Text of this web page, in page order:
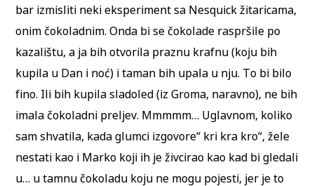
bar izmisliti neki eksperiment sa Nesquick žitaricama,
onim čokoladnim. Onda bi se čokolade raspršile po
kazalištu, a ja bih otvorila praznu krafnu (koju bih
kupila u Dan i noć) i taman bih upala u nju. To bi bilo
fino. Ili bih kupila sladoled (iz Groma, naravno), ne bih
imala čokoladni preljev. Mmmmm… Uglavnom, koliko
sam shvatila, kada glumci izgovore“ kri kra kro“, žele
nestati kao i Marko koji ih je živcirao kao kad bi gledali
u… u tamnu čokoladu koju ne mogu pojesti, jer je to